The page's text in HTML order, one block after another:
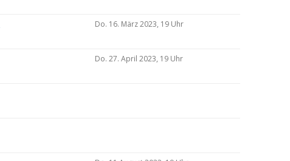
Do. 16. März 2023, 19 Uhr
Do. 27. April 2023, 19 Uhr